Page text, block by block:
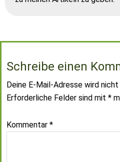
Schreibe einen
Deine E-Mail-Adresse wird
Erforderliche Felder sind mit *
Kommentar *